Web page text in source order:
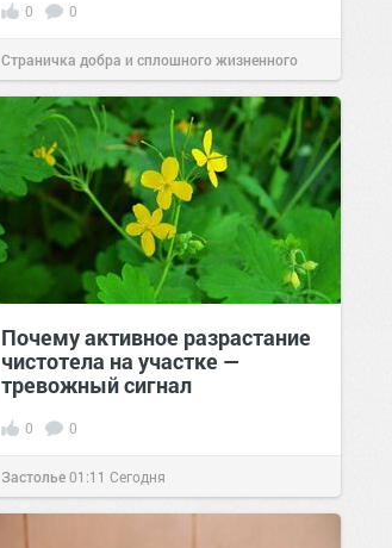
0 0
Страничка добра и сплошного жизненного
позитива!06:38Сегодня
Почему активное разрастание
чистотела на участке —
тревожный сигнал
0 0
Застолье01:11 Сегодня